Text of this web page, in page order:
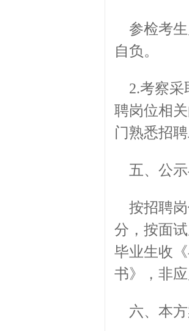
参检考
自负。
2.考察
聘岗位相
门熟悉招
五、公
按招聘
分，按面
毕业生收
书》，非
六、本